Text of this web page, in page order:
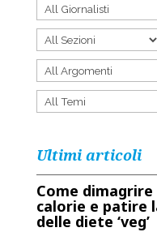
Ultimi articoli
Come
calorie e patire
delle diete ‘veg’